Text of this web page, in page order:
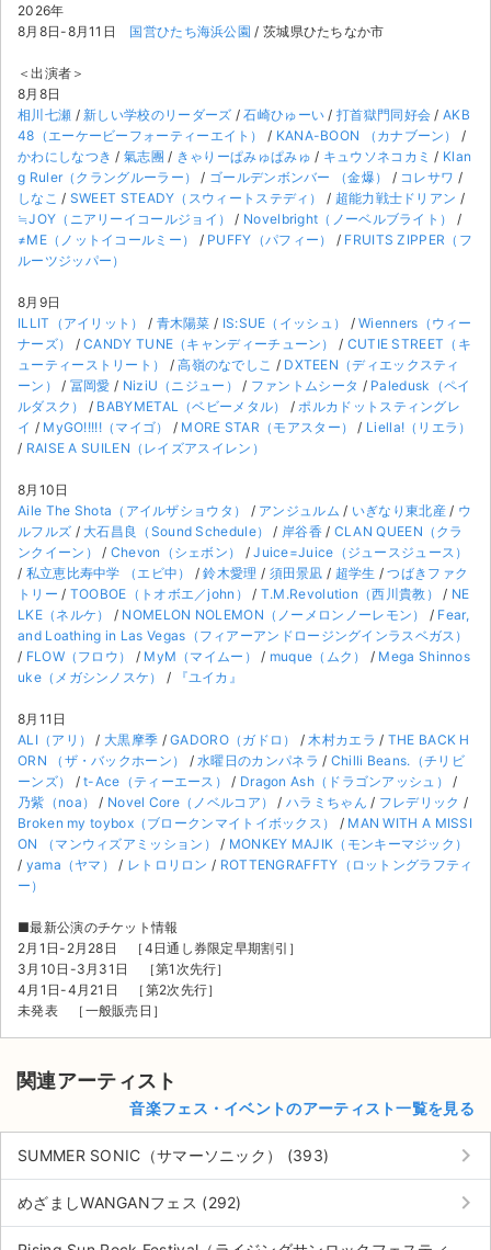
チケットジャムの取り組み
音楽情報
2026年
8月8日-8月11日 国営ひたち海浜公園 / 茨城県ひたちなか市
＜出演者＞
8月8日
相川七瀬 /新しい学校のリーダーズ /石崎ひゅーい /打首獄門同好会 /AKB
48（エーケービーフォーティーエイト）
/ KANA-BOON （カナブーン）
/
かわにしなつき /氣志團 / きゃりーぱみゅぱみゅ / キュウソネコカミ / Klan
g Ruler（クラングルーラー）
/ ゴールデンボンバー （金爆） / コレサワ /
しなこ / SWEET STEADY（スウィートステディ） / 超能力戦士ドリアン /
≒JOY（ニアリーイコールジョイ）
/ Novelbright（ノーベルブライト）
/
≠ME（ノットイコールミー）
/ PUFFY（パフィー） / FRUITS ZIPPER（フ
ルーツジッパー）
8月9日
ILLIT（アイリット）
/ 青木陽菜 / IS:SUE（イッシュ） /Wienners（ウィー
ナーズ）
/CANDY TUNE（キャンディーチューン） / CUTIE STREET（キ
ューティーストリート）
/高嶺のなでしこ / DXTEEN（ディエックスティ
ーン）
/ 冨岡愛 / NiziU（ニジュー） / ファントムシータ / Paledusk（ペイ
ルダスク）
/ BABYMETAL（ベビーメタル） / ポルカドットスティングレ
イ / MyGO!!!!!（マイゴ） / MORE STAR（モアスター） / Liella!（リエラ）
/ RAISE A SUILEN（レイズアスイレン）
8月10日
Aile The Shota（アイルザショウタ）
/ アンジュルム / いぎなり東北産/ ウ
ルフルズ / 大石昌良（Sound Schedule） / 岸谷香/ CLAN QUEEN（クラ
ンクイーン）
/ Chevon（シェボン） /Juice=Juice（ジュースジュース）
/ 私立恵比寿中学 （エビ中） /鈴木愛理 / 須田景凪 / 超学生 /つばきファク
トリー / TOOBOE（トオボエ／john） / T.M.Revolution（西川貴教） / NE
LKE（ネルケ）
/ NOMELON NOLEMON（ノーメロンノーレモン） / Fear,
and Loathing in Las Vegas（フィアーアンドロージングインラスベガス）
/ FLOW（フロウ） / MyM（マイムー） / muque（ムク） / Mega Shinnos
uke（メガシンノスケ）
/ 『ユイカ』
8月11日
ALI（アリ）
/ 大黒摩季 /GADORO（ガドロ） / 木村カエラ / THE BACK H
ORN （ザ・バックホーン）
/水曜日のカンパネラ / Chilli Beans.（チリビ
ーンズ）
/t-Ace（ティーエース） / Dragon Ash（ドラゴンアッシュ）
/
乃紫（noa）
/ Novel Core（ノベルコア） /ハラミちゃん / フレデリック /
Broken my toybox（ブロークンマイトイボックス）
/ MAN WITH A MISSI
ON （マンウィズアミッション）
/ MONKEY MAJIK（モンキーマジック）
/ yama（ヤマ） / レトロリロン / ROTTENGRAFFTY（ロットングラフティ
ー）
■最新公演のチケット情報
2月1日-2月28日 ［4日通し券限定早期割引］
3月10日-3月31日 ［第1次先行］
4月1日-4月21日 ［第2次先行］
未発表 ［一般販売日］
関連アーティスト
音楽フェス・イベントのアーティスト一覧を見る
SUMMER SONIC（サマーソニック） (393) keyboard_arrow_right
めざましWANGANフェス (292) keyboard_arrow_right